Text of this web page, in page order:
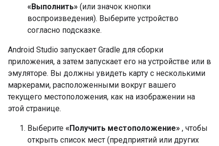
«Выполнить» (или значок кнопки
воспроизведения). Выберите устройство
согласно подсказке.
Android Studio запускает Gradle для сборки
приложения, а затем запускает его на устройстве или в
эмуляторе. Вы должны увидеть карту с несколькими
маркерами, расположенными вокруг вашего
текущего местоположения, как на изображении на
этой странице.
Выберите «Получить местоположение» , чтобы
открыть список мест (предприятий или других